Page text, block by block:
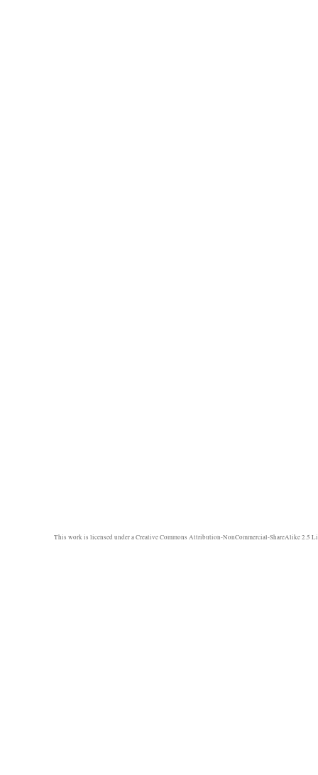
This work is licensed under aCreative Commons Attribution-NonCommercial-ShareAlike 2.5